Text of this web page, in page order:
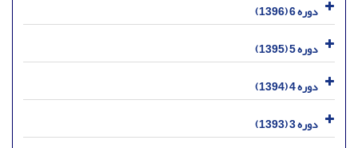
دوره 6 (1396)
دوره 5 (1395)
دوره 4 (1394)
دوره 3 (1393)